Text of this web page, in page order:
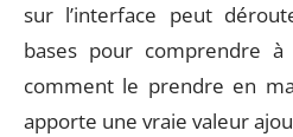
sur l’interface peut
bases pour comprendre à
comment le prendre en
apporte une vraie valeur